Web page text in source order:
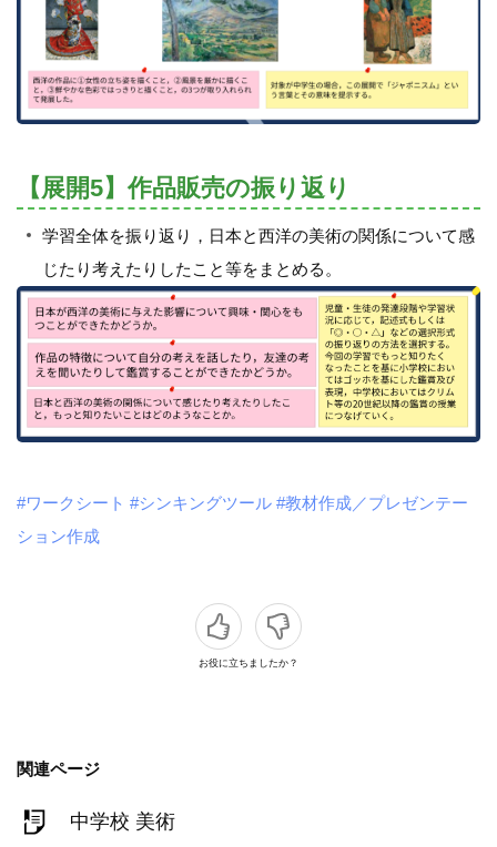
【展開5】作品販売の振り返り
学習全体を振り返り，日本と西洋の美術の関係について感
じたり考えたりしたこと等をまとめる。
#ワークシート #シンキングツール #教材作成／プレゼンテー
ション作成
お役に立ちましたか？
関連ページ
中学校 美術